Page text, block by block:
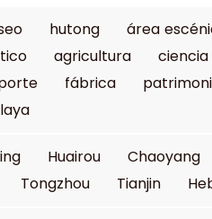
hutong área
agricultura
fábrica
Huairou Chaoyang
Tongzhou Tianjin